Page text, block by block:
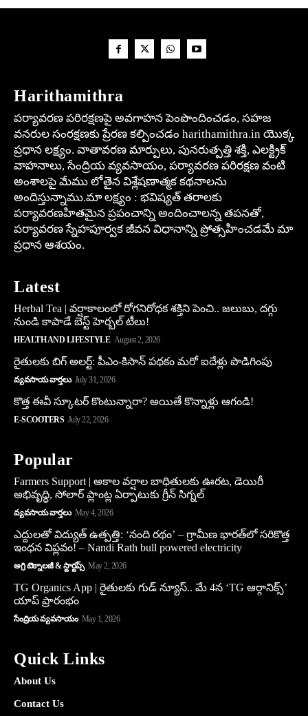
Harithamithra
పర్యావరణ పరిరక్షణపై అవగాహన పెంపొందించడం, సహజ
వనరుల సంరక్షణకు ప్రేరణ కల్పించడం harithamithra.in యొక్క
ప్రధాన లక్ష్యం. వాతావరణ మార్పులు, పునరుత్పత్తి శక్తి, ఎలక్ట్రిక్
వాహనాలు, సేంద్రియ వ్యవసాయం, పర్యావరణ పరిరక్షణ వంటి
అంశాలపై మేము లోతైన విశ్లేషణాత్మక కథనాలను
అందిస్తున్నాము.మా లక్ష్యం : భవిష్యత్ తరాలకు
పర్యావరణహితమైన ప్రపంచాన్ని అందించాలన్న తపనతో,
పర్యావరణ స్నేహపూర్వక జీవన విధానాన్ని ప్రోత్సహించడమే మా
ప్రధాన ఆశయం.
Latest
Herbal Tea | వర్షాకాలంలో రోగనిరోధక శక్తిని పెంచి.. జలుబు, దగ్గు
నుండి కాపాడే బెస్ట్ హెర్బల్ టీలు!
HEALTH AND LIFESTYLE August 2, 2026
రైతులకు బిగ్ అలర్ట్: పీఎం-కిసాన్ పథకం మరో ఐదేళ్లు పొడిగింపు
వ్యవసాయ వార్తలు July 31, 2026
కొత్త ఈవీ స్కూట‌ర్ కొంటున్నారా? అయితే కొన్నాళ్లు ఆగండి!
E-SCOOTERS July 22, 2026
Popular
Farmers Support | అకాల వర్షాల బాధితులకు ఊరట, డెయిరీ
అభివృద్ధి, సోలార్ ప్లాంట్ల ఏర్పాటుకు గ్రీన్‌ సిగ్నల్
వ్యవసాయ వార్తలు May 4, 2026
ఎద్దులతో విద్యుత్ ఉత్పత్తి: ‘నంది రథం’ – గ్రామీణ భారత్‌లో సరికొత్త
ఇంధన విప్లవం! – Nandi Rath bull powered electricity
అగ్రి టెక్నాలజీ & స్టార్టప్స్ May 2, 2026
TG Organics App | రైతులకు గుడ్ న్యూస్.. మే 4న ‘TG ఆర్గానిక్స్’
యాప్ ప్రారంభం
సేంద్రియ వ్యవసాయం May 1, 2026
Quick Links
About Us
Contact Us